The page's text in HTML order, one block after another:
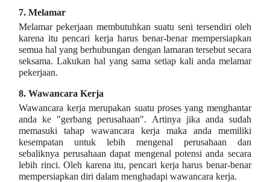
7. Melamar
Melamar pekerjaan membutuhkan suatu seni tersendiri oleh
karena itu pencari kerja harus benar-benar mempersiapkan
semua hal yang berhubungan dengan lamaran tersebut secara
seksama. Lakukan hal yang sama setiap kali anda melamar
pekerjaan.
8. Wawancara Kerja
Wawancara kerja merupakan suatu proses yang menghantar
anda ke "gerbang perusahaan". Artinya jika anda sudah
memasuki tahap wawancara kerja maka anda memiliki
kesempatan untuk lebih mengenal perusahaan dan
sebaliknya perusahaan dapat mengenal potensi anda secara
lebih rinci. Oleh karena itu, pencari kerja harus benar-benar
mempersiapkan diri dalam menghadapi wawancara kerja.